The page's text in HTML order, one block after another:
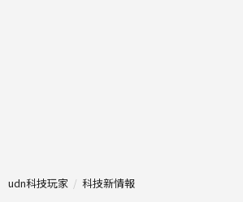
udn科技玩家 科技新情報